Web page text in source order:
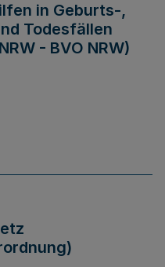
in Geburts-,
Todesfällen
- BVO NRW)